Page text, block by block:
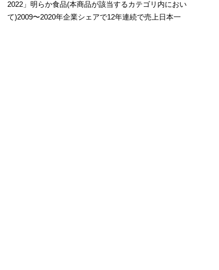
2022」明らか⾷品(本商品が該当するカテゴリ内におい
て)2009〜2020年企業シェアで12年連続で売上⽇本⼀